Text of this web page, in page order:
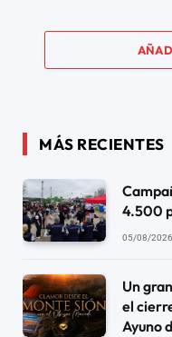
MÁS RECIENTES
4.500
05/08/2026
Un
el
Ayuno